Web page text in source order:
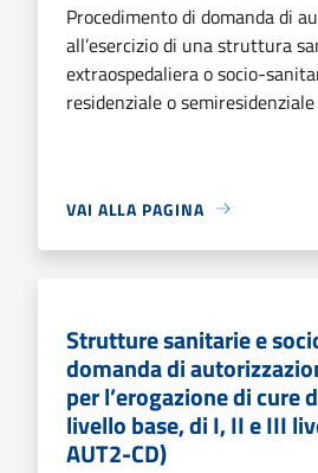
Procedimento di domanda di
all’esercizio di una struttura
extraospedaliera o socio-
residenziale o semiresidenziale
VAI ALLA PAGINA
Strutture sanitarie e
domanda di
per l’erogazione di cure
livello base, di I, II e III
AUT2-CD)